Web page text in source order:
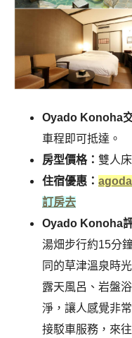
Oyado Konoha交
車程即可抵達。
房型價格： 雙人
住宿優惠：
訂房去
Oyado Konoha評
湯畑步行約15分
同的草津溫泉時
露天風呂、岩盤
淨，讓人感覺非
接駁車服務，來